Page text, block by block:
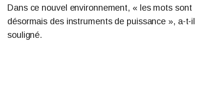
Dans ce nouvel environnement, « les mots sont
désormais des instruments de puissance », a-t-il
souligné.